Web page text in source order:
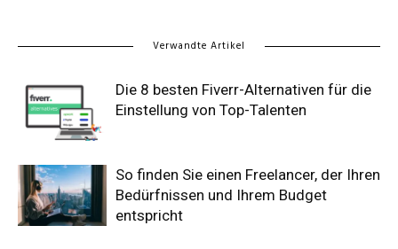
Verwandte Artikel
Die 8 besten Fiverr-Alternativen für die
Einstellung von Top-Talenten
So finden Sie einen Freelancer, der Ihren
Bedürfnissen und Ihrem Budget
entspricht